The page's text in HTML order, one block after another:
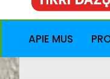
APIE MUS